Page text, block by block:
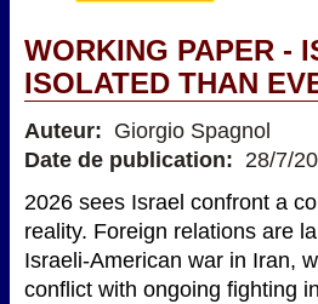
WORKING PAPER -
ISOLATED THAN
Auteur: Giorgio Spagnol
Date de publication: 28/7/
2026 sees Israel confront a
reality. Foreign relations are
Israeli-American war in Iran,
conflict with ongoing fighting